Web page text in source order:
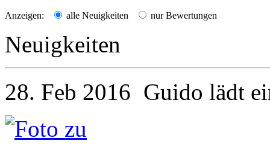
Anzeigen: alle Neuigkeiten nur Bewertungen
Neuigkeiten
28. Feb 2016 Guido lädt